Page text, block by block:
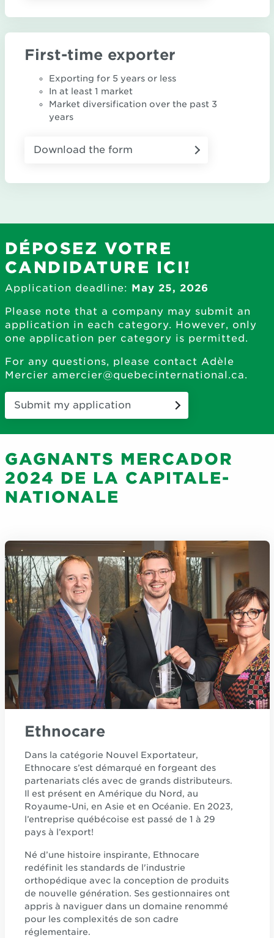
First-time exporter
Exporting for 5 years or less
In at least 1 market
Market diversification over the past 3
years
Download the form
DÉPOSEZ VOTRE
CANDIDATURE ICI!
Application deadline: May 25, 2026
Please note that a company may submit an
application in each category. However, only
one application per category is permitted.
For any questions, please contact Adèle
Mercier amercier@quebecinternational.ca.
Submit my application
GAGNANTS MERCADOR
2024 DE LA CAPITALE-
NATIONALE
Ethnocare
Dans la catégorie Nouvel Exportateur,
Ethnocare s’est démarqué en forgeant des
partenariats clés avec de grands distributeurs.
Il est présent en Amérique du Nord, au
Royaume-Uni, en Asie et en Océanie. En 2023,
l’entreprise québécoise est passé de 1 à 29
pays à l’export!
Né d’une histoire inspirante, Ethnocare
redéfinit les standards de l'industrie
orthopédique avec la conception de produits
de nouvelle génération. Ses gestionnaires ont
appris à naviguer dans un domaine renommé
pour les complexités de son cadre
réglementaire.